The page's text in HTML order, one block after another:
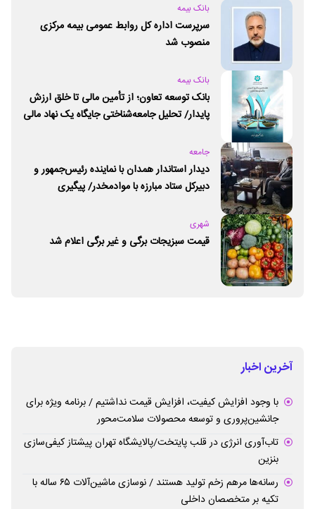
بانک بیمه
سرپرست اداره کل روابط عمومی بیمه مرکزی
منصوب شد
بانک بیمه
بانک توسعه تعاون؛ از تأمین مالی تا خلق ارزش
پایدار/ تحلیل جامعه‌شناختی جایگاه یک نهاد مالی
جامعه
دیدار استاندار همدان با نماینده رئیس‌جمهور و
دبیرکل ستاد مبارزه با موادمخدر/ پیگیری
شهری
قیمت سبزیجات برگی و غیر برگی اعلام شد
آخرین اخبار
با وجود افزایش کیفیت، افزایش قیمت نداشتیم / برنامه ویژه برای
جانشین‌پروری و توسعه محصولات سلامت‌محور
تاب‌آوری انرژی در قلب پایتخت/پالایشگاه تهران پیشتاز کیفی‌سازی
بنزین
رسانه‌ها مرهم زخم تولید هستند / نوسازی ماشین‌آلات ۶۵ ساله با
تکیه بر متخصصان داخلی